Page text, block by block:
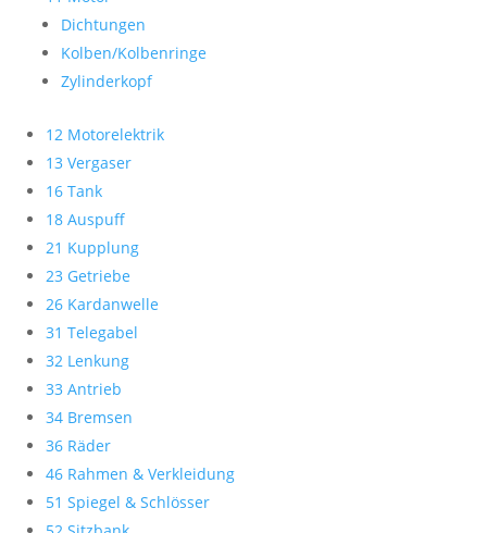
Dichtungen
Kolben/Kolbenringe
Zylinderkopf
12 Motorelektrik
13 Vergaser
16 Tank
18 Auspuff
21 Kupplung
23 Getriebe
26 Kardanwelle
31 Telegabel
32 Lenkung
33 Antrieb
34 Bremsen
36 Räder
46 Rahmen & Verkleidung
51 Spiegel & Schlösser